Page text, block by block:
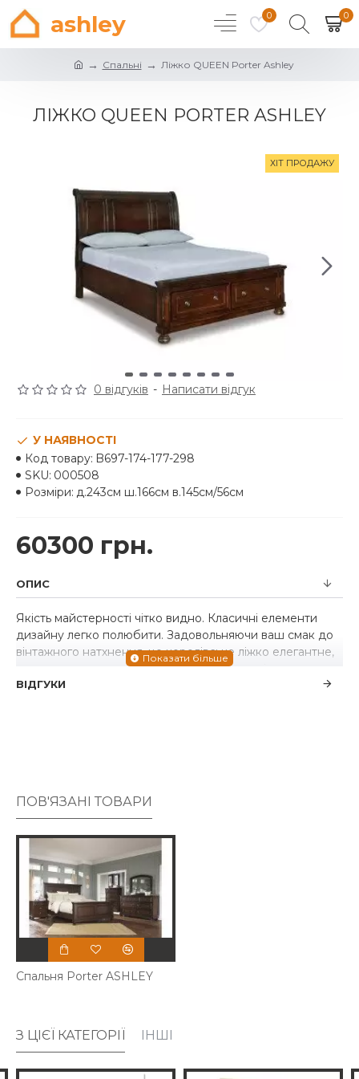
ashley 0 0
Спальні Ліжко QUEEN Porter Ashley
ЛІЖКО QUEEN PORTER ASHLEY
ХІТ ПРОДАЖУ
0 відгуків - Написати відгук
60300 грн.
У НАЯВНОСТІ
Код товару: B697-174-177-298
SKU: 000508
Розміри: д.243см ш.166см в.145см/56см
ОПИС
Якість майстерності чітко видно. Класичні елементи
дизайну легко полюбити. Задовольняючи ваш смак до
вінтажного натхнення, це королівське ліжко елегантне,
але не виглядає вибагливим. Дві вбудовані шухляди
біля ніг ліжка чудово підходять для зберігання білизни
ВІДГУКИ
ПОВ'ЯЗАНІ ТОВАРИ
Спальня Porter ASHLEY
З ЦІЄЇ КАТЕГОРІЇ ІНШІ